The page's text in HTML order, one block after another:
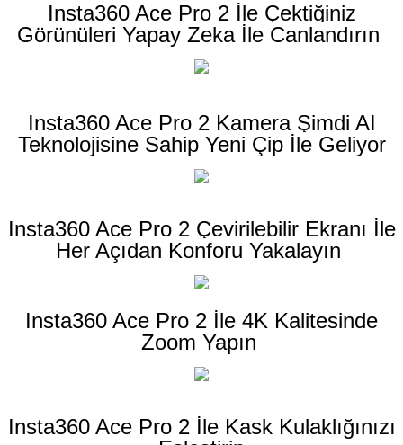
Insta360 Ace Pro 2 İle Çektiğiniz
Görünüleri Yapay Zeka İle Canlandırın
Insta360 Ace Pro 2 Kamera Şimdi AI
Teknolojisine Sahip Yeni Çip İle Geliyor
Insta360 Ace Pro 2 Çevirilebilir Ekranı İle
Her Açıdan Konforu Yakalayın
Insta360 Ace Pro 2 İle 4K Kalitesinde
Zoom Yapın
Insta360 Ace Pro 2 İle Kask Kulaklığınızı